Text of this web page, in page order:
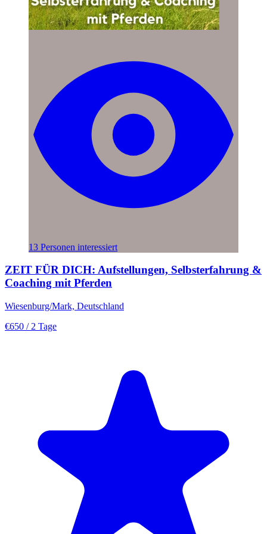
13 Personen interessiert
ZEIT FÜR DICH: Aufstellungen, Selbsterfahrung &
Coaching mit Pferden
Wiesenburg/Mark, Deutschland
€650 / 2 Tage